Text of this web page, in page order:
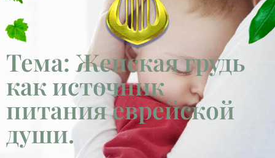
Тема: Женская грудь
как источник
питания еврейской
души.